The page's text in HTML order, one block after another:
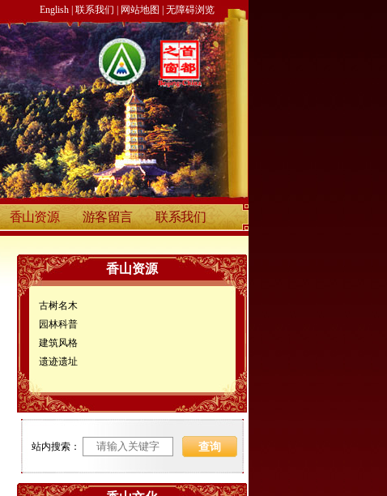
English 联系我们 网站地图 无障碍浏览
香山资源 游客留言 联系我们
香山资源
古树名木
园林科普
建筑风格
遗迹遗址
站内搜索：